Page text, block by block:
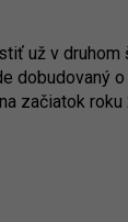
už v
dobudovaný
začiatok